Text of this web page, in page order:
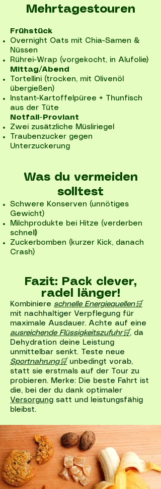
Mehrtagestouren
Frühstück
Overnight Oats mit Chia-Samen &
Nüssen
Rührei-Wrap (vorgekocht, in Alufolie)
Mittag/Abend
Tortellini (trocken, mit Olivenöl
übergießen)
Instant-Kartoffelpüree + Thunfisch
aus der Tüte
Notfall-Proviant
Zwei zusätzliche Müsliriegel
Traubenzucker gegen
Unterzuckerung
Was du vermeiden
solltest
Schwere Konserven (unnötiges
Gewicht)
Milchprodukte bei Hitze (verderben
schnell)
Zuckerbomben (kurzer Kick, danach
Crash)
Fazit: Pack clever,
radel länger!
Kombiniere schnelle Energiequellen🛒
mit nachhaltiger Verpflegung für
maximale Ausdauer. Achte auf eine
ausreichende Flüssigkeitszufuhr🛒, da
Dehydration deine Leistung
unmittelbar senkt. Teste neue
Sportnahrung🛒 unbedingt vorab,
statt sie erstmals auf der Tour zu
probieren. Merke: Die beste Fahrt ist
die, bei der du dank optimaler
Versorgung satt und leistungsfähig
bleibst.